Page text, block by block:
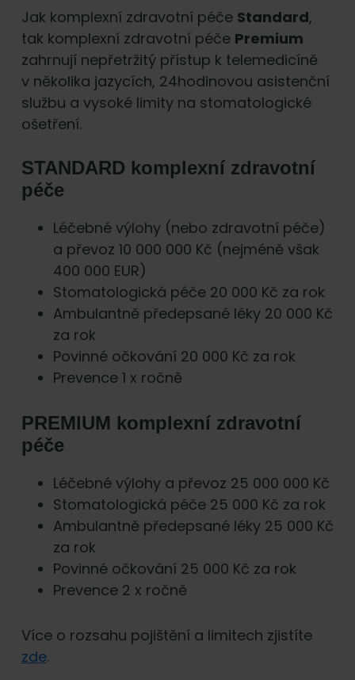
Jak komplexní zdravotní péče Standard,
tak komplexní zdravotní péče Premium
zahrnují nepřetržitý přístup k telemedicíně
v několika jazycích, 24hodinovou asistenční
službu a vysoké limity na stomatologické
ošetření.
STANDARD komplexní zdravotní
péče
Léčebné výlohy (nebo zdravotní péče)
a převoz 10 000 000 Kč (nejméně však
400 000 EUR)
Stomatologická péče 20 000 Kč za rok
Ambulantně předepsané léky 20 000 Kč
za rok
Povinné očkování 20 000 Kč za rok
Prevence 1 x ročně
PREMIUM komplexní zdravotní
péče
Léčebné výlohy a převoz 25 000 000 Kč
Stomatologická péče 25 000 Kč za rok
Ambulantně předepsané léky 25 000 Kč
za rok
Povinné očkování 25 000 Kč za rok
Prevence 2 x ročně
Více o rozsahu pojištění a limitech zjistíte
zde.